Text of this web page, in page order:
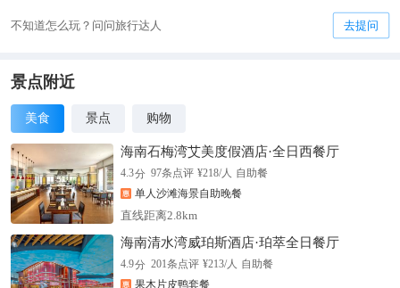
不知道怎么玩？问问旅行达人 去提问
景点附近
美食 景点 购物
海南石梅湾艾美度假酒店·全日西餐厅
4.3分 97条点评 ¥218/人 自助餐
单人沙滩海景自助晚餐
直线距离2.8km
海南清水湾威珀斯酒店·珀萃全日餐厅
4.9分 201条点评 ¥213/人 自助餐
果木片皮鸭套餐